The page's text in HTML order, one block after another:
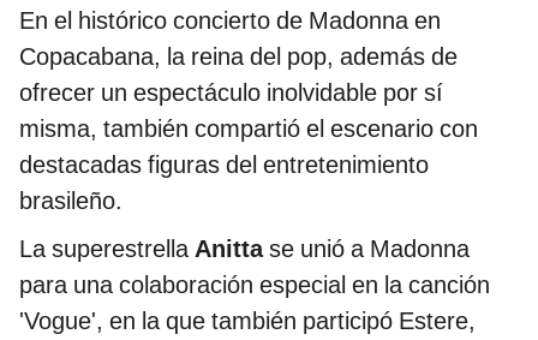
En el histórico concierto de Madonna en
Copacabana, la reina del pop, además de
ofrecer un espectáculo inolvidable por sí
misma, también compartió el escenario con
destacadas figuras del entretenimiento
brasileño.
La superestrellaAnittase unió a Madonna
para una colaboración especial en la canción
'Vogue', en la que también participó Estere,